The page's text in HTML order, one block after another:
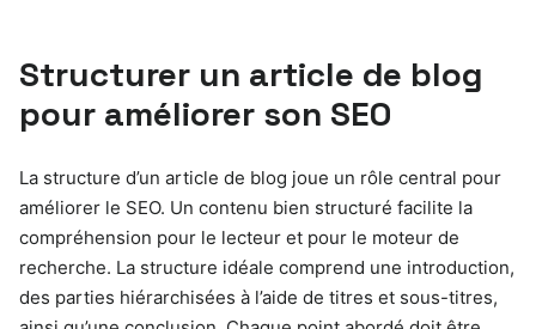
Structurer un article de blog
pour améliorer son SEO
La structure d’un article de blog joue un rôle central pour
améliorer le SEO. Un contenu bien structuré facilite la
compréhension pour le lecteur et pour le moteur de
recherche. La structure idéale comprend une introduction,
des parties hiérarchisées à l’aide de titres et sous-titres,